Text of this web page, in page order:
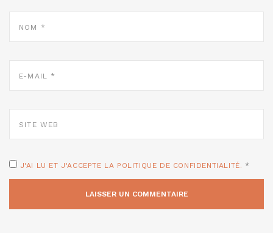
MAIL
WEB
J'AI LU ET J'ACCEPTE LA POLITIQUE DE CONFIDENTIALITÉ. *